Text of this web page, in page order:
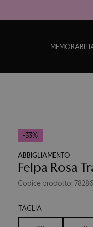
-33%
ABBIGLIAMENTO
Felpa Rosa
Codice prodotto:
TAGLIA